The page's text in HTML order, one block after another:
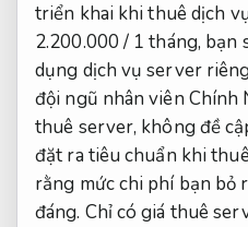
triển khai khi thuê dịch
2.200.000 / 1 tháng, bạn
dụng dịch vụ server
đội ngũ nhân viên Chính
thuê server, không đề
đặt ra tiêu chuẩn khi
rằng mức chi phí bạn bỏ
đáng. Chỉ có giá thuê